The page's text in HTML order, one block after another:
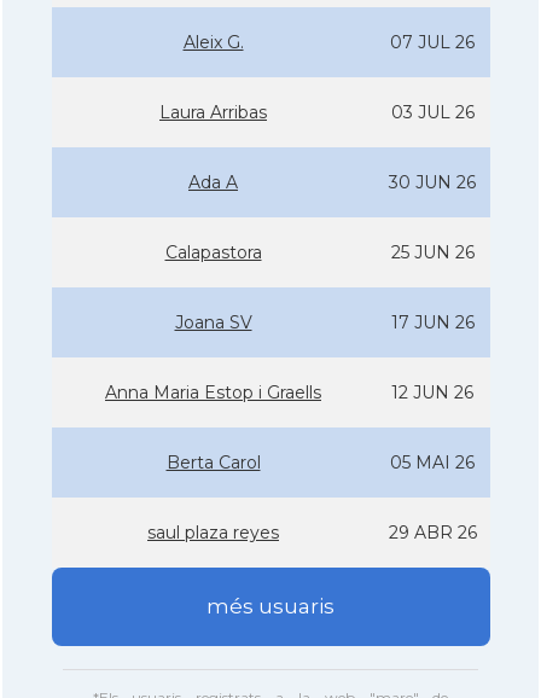
Aleix G. 07 JUL 26
Laura Arribas 03 JUL 26
Ada A 30 JUN 26
Calapastora 25 JUN 26
Joana SV 17 JUN 26
Anna Maria Estop i Graells 12 JUN 26
Berta Carol 05 MAI 26
saul plaza reyes 29 ABR 26
més usuaris